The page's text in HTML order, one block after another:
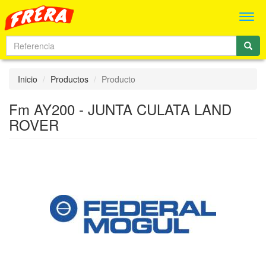
Inicio Productos Producto
Fm AY200 - JUNTA CULATA LAND
ROVER